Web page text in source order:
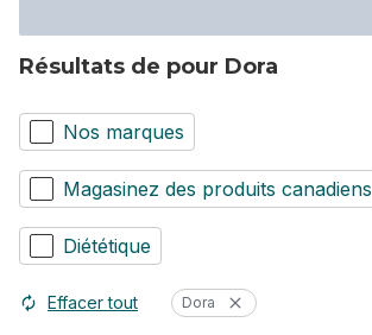
Résultats de pour Dora
Nos marques
Magasinez des produits canadiens
Diététique
Effacer tout Dora